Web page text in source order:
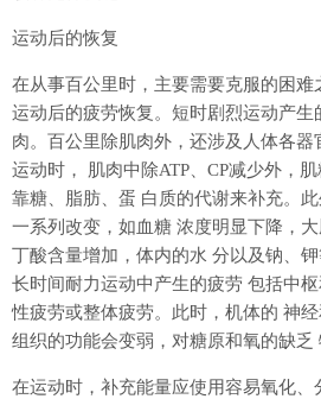
运动后的恢复
在从事百公里时，主要需要克服的困难
运动后的疲劳恢复。短时剧烈运动产生
肉。百公里除肌肉外，还涉及人体各器
运动时， 肌肉中除ATP、CP减少外，
靠糖、脂肪、蛋 白质的代谢来补充。
一系列改变，如血糖 浓度明显下降，
丁酸含量增加，体内的水 分以及钠、
长时间耐力运动中产生的疲劳 包括中
性疲劳或整体疲劳。此时，机体的 神
组织的功能会变弱，对糖原和氧的缺乏
在运动时，补充能量应使用容易氧化、